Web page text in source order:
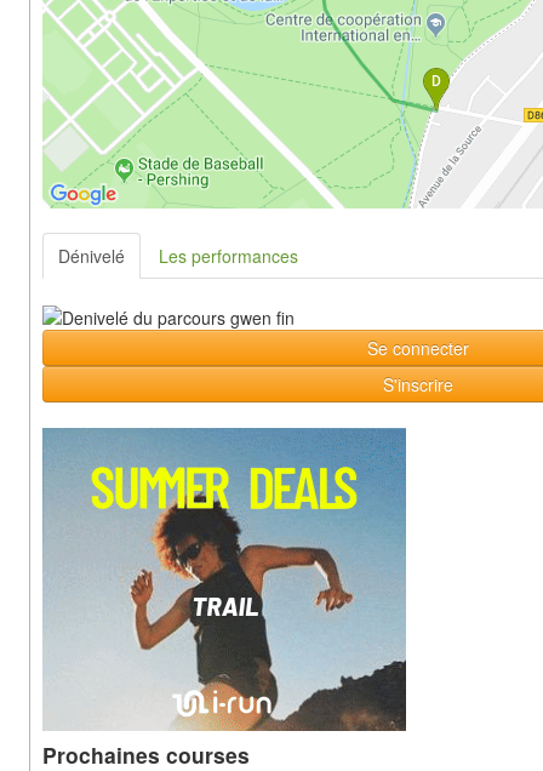
Dénivelé Les performances
Se connecter
S'inscrire
Prochaines courses